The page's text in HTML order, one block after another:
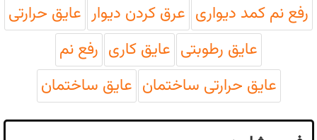
رفع نم کمد دیواری عرق کردن دیوار عایق حرارتی
عایق رطوبتی عایق کاری رفع نم
عایق حرارتی ساختمان عایق ساختمان